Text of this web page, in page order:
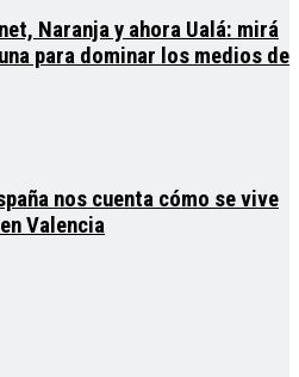
Naranja y ahora Ualá: mirá
para dominar los medios de
nos cuenta cómo se vive
Valencia